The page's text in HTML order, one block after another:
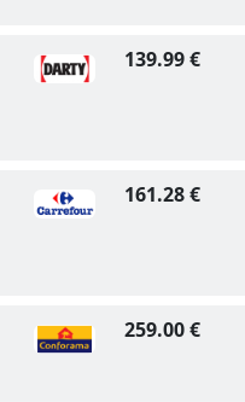
139.99 €
161.28 €
259.00 €